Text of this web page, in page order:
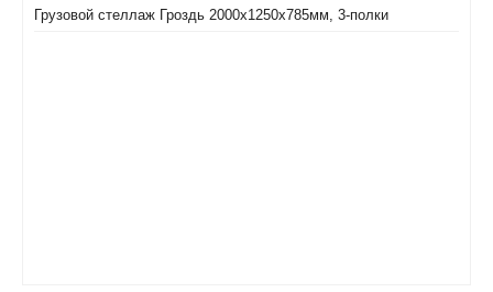
Грузовой стеллаж Гроздь 2000х1250х785мм, 3-полки